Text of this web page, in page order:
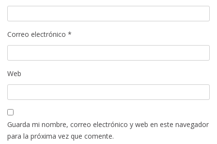
Correo electrónico *
Web
Guarda mi nombre, correo electrónico y web en este navegador
para la próxima vez que comente.